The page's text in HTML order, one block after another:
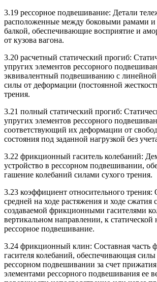
3.19 рессорное подвешивание: Детали
расположенные между боковыми рамами и
балкой, обеспечивающие восприятие и
от кузова вагона.
3.20 расчетный статический прогиб:
упругих элементов рессорного
эквивалентный подвешиванию с
силы от деформации (постоянной
трения.
3.21 полный статический прогиб:
упругих элементов рессорного
соответствующий их деформации от
состояния под заданной нагрузкой без
3.22 фрикционный гаситель колебаний:
устройство в рессорном подвешивании,
гашение колебаний силами сухого трения.
3.23 коэффициент относительного
средней на ходе растяжения и ходе сжатия
создаваемой фрикционными гасителями
вертикальном направлении, к статической
рессорное подвешивание.
3.24 фрикционный клин: Составная часть
гасителя колебаний, обеспечивающая силы
рессорном подвешивании за счет
элементами рессорного подвешивания ее